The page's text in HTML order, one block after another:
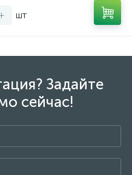
шт
Задайте
сейчас!